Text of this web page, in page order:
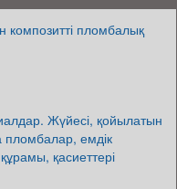
композитті пломбалық
Жүйесі, қойылатын
емдік
қасиеттері